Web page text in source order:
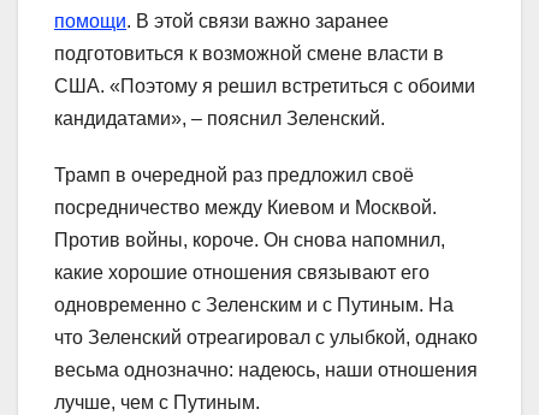
помощи. В этой связи важно заранее
подготовиться к возможной смене власти в
США. «Поэтому я решил встретиться с обоими
кандидатами», – пояснил Зеленский.
Трамп в очередной раз предложил своё
посредничество между Киевом и Москвой.
Против войны, короче. Он снова напомнил,
какие хорошие отношения связывают его
одновременно с Зеленским и с Путиным. На
что Зеленский отреагировал с улыбкой, однако
весьма однозначно: надеюсь, наши отношения
лучше, чем с Путиным.